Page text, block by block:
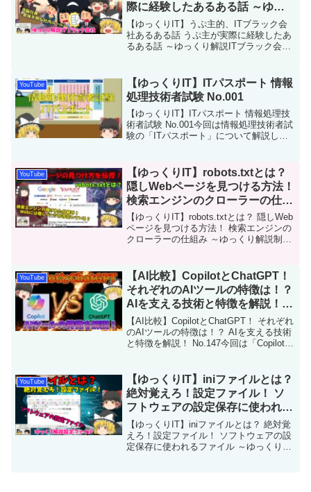
際に経験したあるある話 ～ゆっ
くり解説ITブラック会社～
No.053
【ゆっくりIT】うぷ主的、ITブラック会
社あるある話 うぷ主が実際に経験したあ
るある話 ～ゆっくり解説ITブラック会社
した、他社様から聞いたITブラックな話
を...
YouTube
【ゆっくりIT】ITパスポート 情報
処理技術者試験 No.001
【ゆっくりIT】ITパスポート 情報処理技
術者試験 No.001今回は情報処理技術者試
験の「ITパスポート」について解説して
行っている国家資格です。ITパスポート
の...
YouTube
【ゆっくりIT】robots.txtとは？
隠しWebページを見つける方法！
検索エンジンのクローラーの仕組
み ～ゆっくり解説制御ファイル
～ No.083
【ゆっくりIT】robots.txtとは？ 隠しWeb
ページを見つける方法！ 検索エンジンの
クローラーの仕組み ～ゆっくり解説制御
です。robots...
YouTube
【AI比較】CopilotとChatGPT！
それぞれのAIツールの特徴は！？
AIを支える技術と特徴を解説！
No.147
【AI比較】CopilotとChatGPT！ それぞれ
のAIツールの特徴は！？ AIを支える技術
と特徴を解説！ No.147今回は「Copilotと
ル。Chat...
YouTube
【ゆっくりIT】iniファイルとは？
絶対覚えろ！設定ファイル！ ソ
フトウェアの設定保存に使われる
ファイル ～ゆっくり設定ファイ
ル～ No.052
【ゆっくりIT】iniファイルとは？ 絶対覚
えろ！設定ファイル！ ソフトウェアの設
定保存に使われるファイル ～ゆっくり設